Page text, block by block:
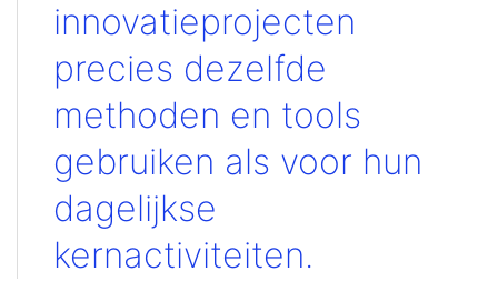
innovatieprojecten
precies dezelfde
methoden en tools
gebruiken als voor hun
dagelijkse
kernactiviteiten.